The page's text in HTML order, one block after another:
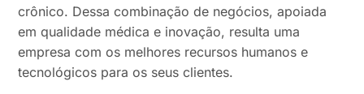
crônico. Dessa combinação de negócios, apoiada
em qualidade médica e inovação, resulta uma
empresa com os melhores recursos humanos e
tecnológicos para os seus clientes.